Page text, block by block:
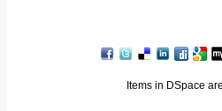
Items in DSpace